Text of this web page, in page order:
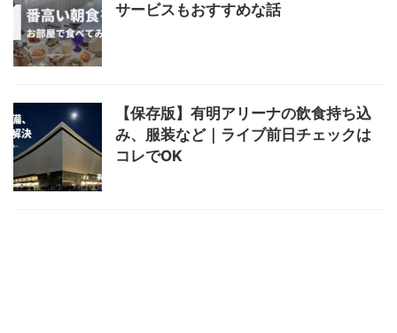
サービスもおすすめな話
【保存版】有明アリーナの飲食持ち込
み、服装など｜ライブ前日チェックは
コレでOK